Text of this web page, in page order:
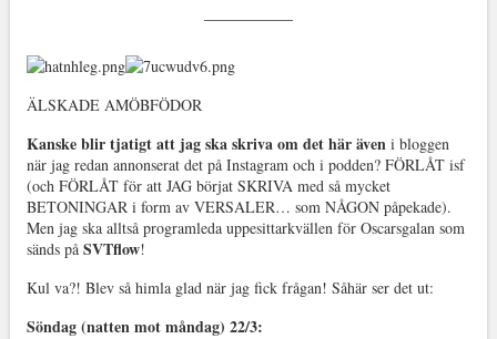
ÄLSKADE AMÖBFÖDOR
Kanske blir tjatigt att jag ska skriva om det här även i bloggen
när jag redan annonserat det på Instagram och i podden? FÖRLÅT isf
(och FÖRLÅT för att JAG börjat SKRIVA med så mycket
BETONINGAR i form av VERSALER… som NÅGON påpekade).
Men jag ska alltså programleda uppesittarkvällen för Oscarsgalan som
sänds på SVTflow!
Kul va?! Blev så himla glad när jag fick frågan! Såhär ser det ut:
Söndag (natten mot måndag) 22/3: